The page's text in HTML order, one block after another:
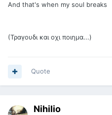
And that's when my soul breaks
(Τραγουδι και οχι ποιημα...)
Quote
Nihilio